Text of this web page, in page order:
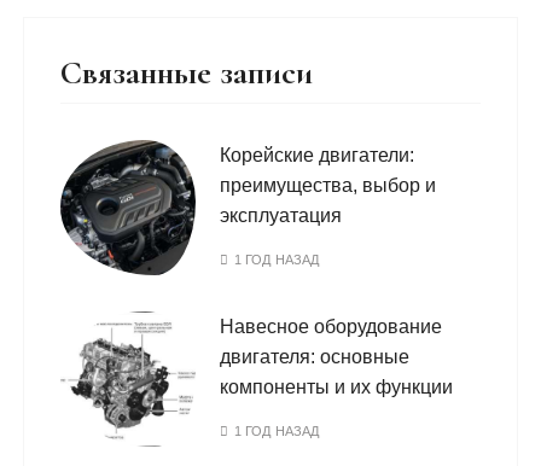
Связанные записи
Корейские двигатели:
преимущества, выбор и
эксплуатация
1 ГОД НАЗАД
Навесное оборудование
двигателя: основные
компоненты и их функции
1 ГОД НАЗАД